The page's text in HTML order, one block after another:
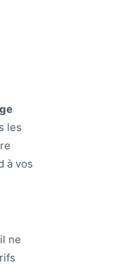
les
à vos
ne